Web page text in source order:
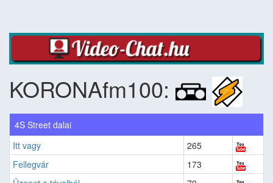
KORONAfm100:
4S Street dalai
Itt vagy
265
Fellegvár
173